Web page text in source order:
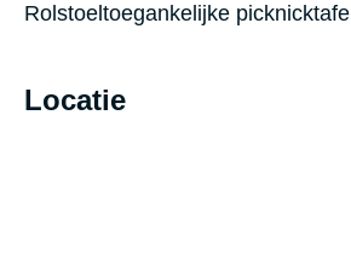
Rolstoeltoegankelijke picknicktafel
Locatie